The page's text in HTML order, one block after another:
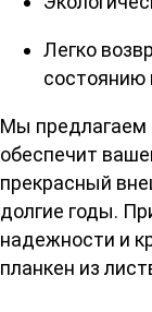
Легко
состоянию
Мы предлагаем
обеспечит
прекрасный
долгие годы.
надежности и
планкен из